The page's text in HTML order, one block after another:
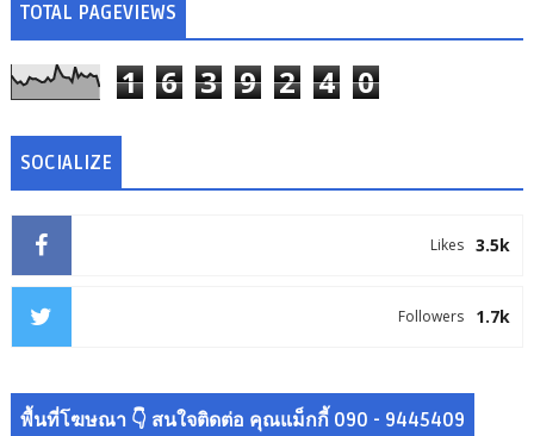
TOTAL PAGEVIEWS
1 6 3 9 2 4 0
SOCIALIZE
3.5k
Likes
1.7k
Followers
พื้นที่โฆษณา 👇 สนใจติดต่อ คุณแม็กกี้ 090 - 9445409